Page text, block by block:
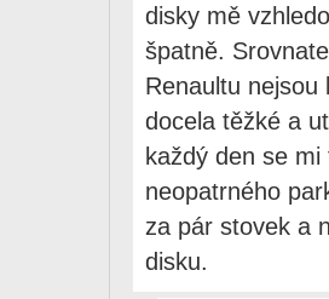
disky mě
špatně.
Renaultu
docela těžké a
každý den se
neopatrného
za pár stovek a
disku.